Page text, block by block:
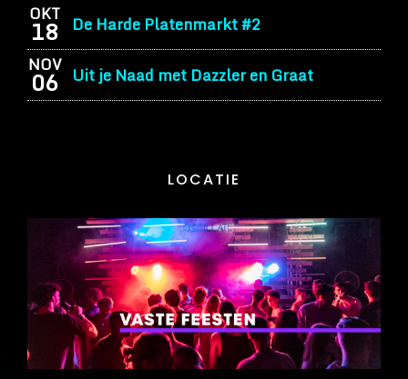
OKT
18 De Harde Platenmarkt #2
NOV
06 Uit je Naad met Dazzler en Graat
LOCATIE